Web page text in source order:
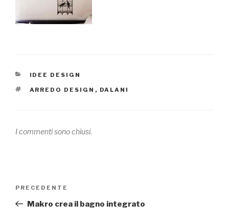
CATEGORIE
IDEE DESIGN
TAG
ARREDO DESIGN , DALANI
I commenti sono chiusi.
Articolo
precedente:
PRECEDENTE
Makro crea il bagno integrato